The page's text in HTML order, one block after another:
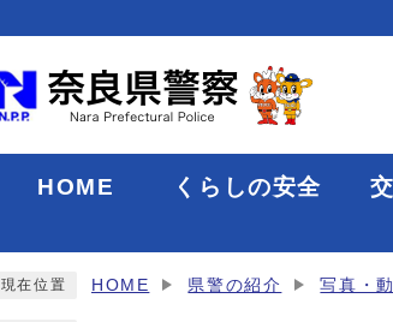
HOME くらしの安全
現在位置 HOME 県警の紹介 写真・